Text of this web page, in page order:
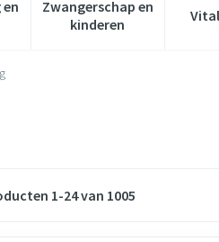
verzorging en hygiëne
voor Dieet, voeding en
Zwangerschap en
kinderenToon submenu
1-24van 1005